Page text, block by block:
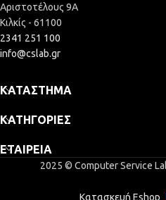
Αριστοτέλους 9Α
Κιλκίς - 61100
2341 251 100
info@cslab.gr
ΚΑΤΆΣΤΗΜΑ
ΚΑΤΗΓΟΡΊΕΣ
ΕΤΑΙΡΕΊΑ
2025 © Computer Service
Κατασκευή Eshop